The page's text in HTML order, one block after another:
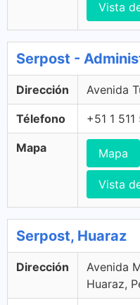
Vista
Serpost -
Dirección Avenida
Télefono +51 1
Mapa Mapa
Vista
Serpost, Huaraz
Dirección
Avenida
Huaraz,